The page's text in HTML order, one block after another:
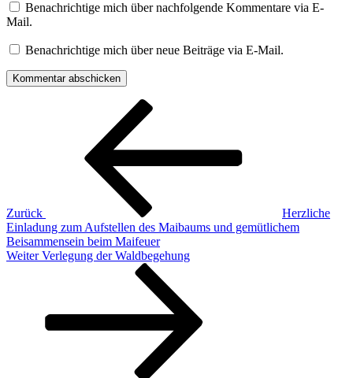
Benachrichtige mich über nachfolgende Kommentare via E-
Mail.
Benachrichtige mich über neue Beiträge via E-Mail.
Beitragsnavigation
Zurück
Herzliche
Einladung zum Aufstellen des Maibaums und gemütlichem
Beisammensein beim Maifeuer
Nächster
Weiter Verlegung der Waldbegehung